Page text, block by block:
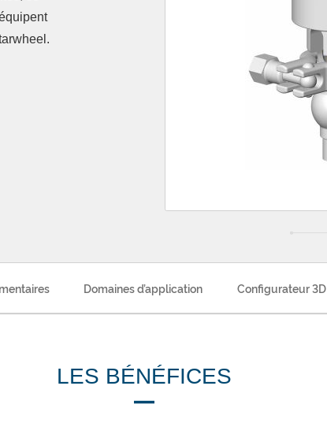
Domaines d’application Configurateur 3D
LES BÉNÉFICES